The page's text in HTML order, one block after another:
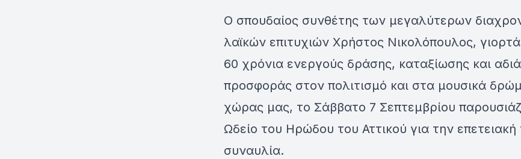
Ο σπουδαίος συνθέτης των μεγαλύτερων
λαϊκών επιτυχιών Χρήστος Νικολόπουλος,
60 χρόνια ενεργούς δράσης, καταξίωσης και
προσφοράς στον πολιτισμό και στα μουσικά
χώρας μας, το Σάββατο 7 Σεπτεμβρίου
Ωδείο του Ηρώδου του Αττικού για την επετειακή
συναυλία.